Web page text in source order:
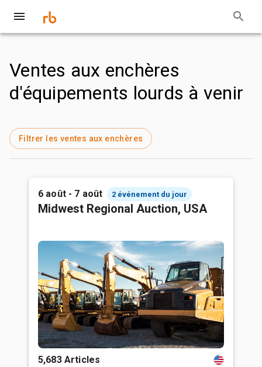
Ventes aux enchères
d'équipements lourds à venir
Filtrer les ventes aux enchères
6 août - 7 août 2 événement du jour
Midwest Regional Auction, USA
5,683 Articles